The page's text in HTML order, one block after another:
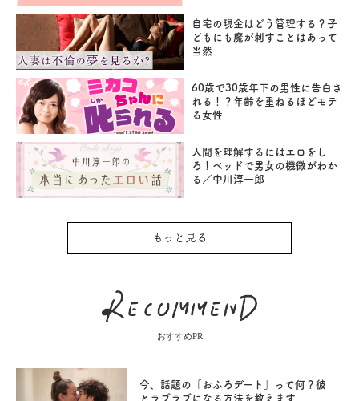
自宅の現金はどう管理する？子
どもにも魔が刺すことはあって
当然
60歳で30歳年下の男性に告白さ
れる！？年齢を重ねるほどモテ
る女性
人間を理解するにはエロをし
ろ！ベッドで男女の機微がわか
る／中川淳一郎
もっと見る
おすすめPR
今、話題の「おふろデート」って何？彼
とラブラブになる方法を教えます